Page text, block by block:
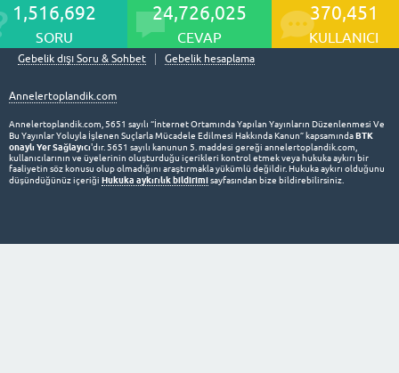
1,516,692
SORU
24,726,025
CEVAP
370,451
KULLANICI
Gebelik dışı Soru & Sohbet Gebelik hesaplama
Annelertoplandik.com
Annelertoplandik.com, 5651 sayılı “İnternet Ortamında Yapılan Yayınların Düzenlenmesi Ve
Bu Yayınlar Yoluyla İşlenen Suçlarla Mücadele Edilmesi Hakkında Kanun” kapsamındaBTK
onaylı Yer Sağlayıcı'dır. 5651 sayılı kanunun 5. maddesi gereği annelertoplandik.com,
kullanıcılarının ve üyelerinin oluşturduğu içerikleri kontrol etmek veya hukuka aykırı bir
faaliyetin söz konusu olup olmadığını araştırmakla yükümlü değildir. Hukuka aykırı olduğunu
düşündüğünüz içeriği Hukuka aykırılık bildirimisayfasından bize bildirebilirsiniz.